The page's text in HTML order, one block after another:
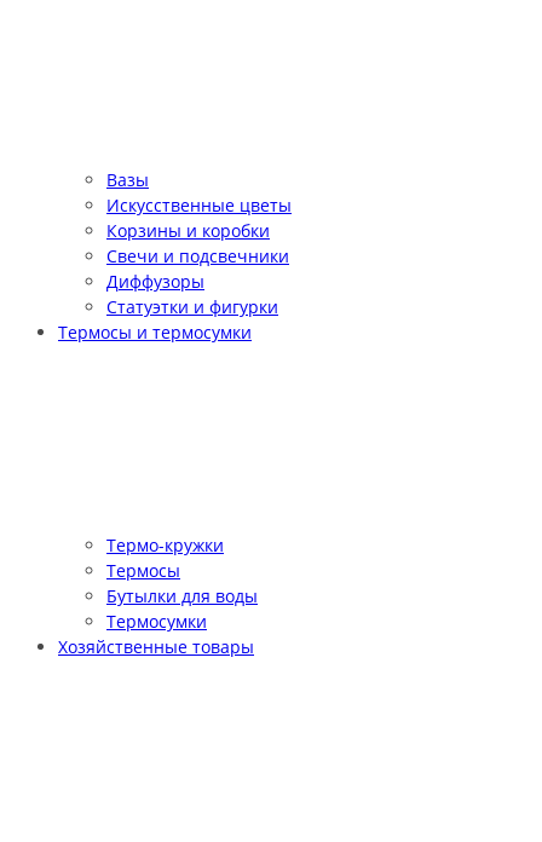
Вазы
Искусственные цветы
Корзины и коробки
Свечи и подсвечники
Диффузоры
Статуэтки и фигурки
Термосы и термосумки
Термо-кружки
Термосы
Бутылки для воды
Термосумки
Хозяйственные товары